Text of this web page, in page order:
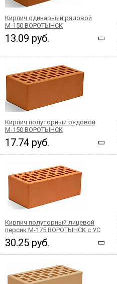
Кирпич одинарный рядовой
М-150 ВОРОТЫНСК
13.09 руб.
Кирпич полуторный рядовой
М-150 ВОРОТЫНСК
17.74 руб.
Кирпич полуторный лицевой
персик М-175 ВОРОТЫНСК с УС
30.25 руб.